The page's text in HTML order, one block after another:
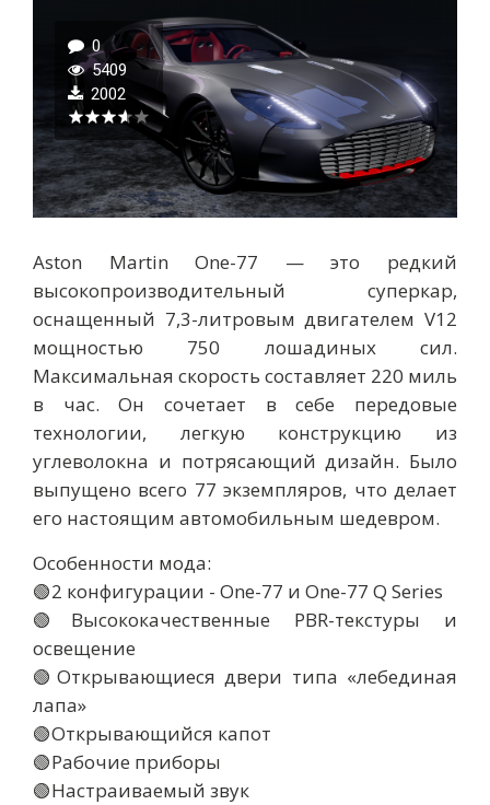
0
5409
2002
Aston Martin One-77 — это редкий
высокопроизводительный суперкар,
оснащенный 7,3-литровым двигателем V12
мощностью 750 лошадиных сил.
Максимальная скорость составляет 220 миль
в час. Он сочетает в себе передовые
технологии, легкую конструкцию из
углеволокна и потрясающий дизайн. Было
выпущено всего 77 экземпляров, что делает
его настоящим автомобильным шедевром.
Особенности мода:
🟢2 конфигурации - One-77 и One-77 Q Series
🟢Высококачественные PBR-текстуры и
освещение
🟢Открывающиеся двери типа «лебединая
лапа»
🟢Открывающийся капот
🟢Рабочие приборы
🟢Настраиваемый звук